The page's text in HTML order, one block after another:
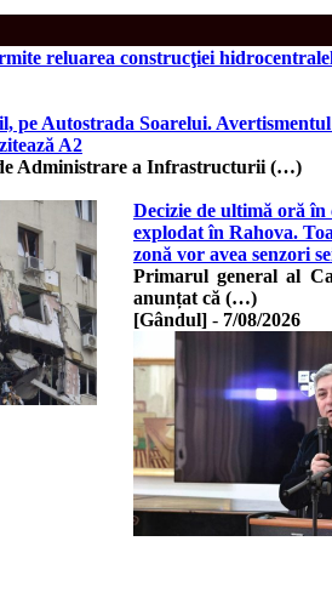
reluarea construcţiei
pe Autostrada Soarelui.
A2
Administrare a Infrastructurii (…)
Decizie de ultimă oră în
explodat în Rahova.
zonă vor avea senzori
Primarul general al
anunțat că (…)
[Gândul] - 7/08/2026